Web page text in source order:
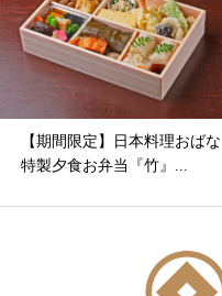
【期間限定】日本料理おばな
特製夕食お弁当『竹』...